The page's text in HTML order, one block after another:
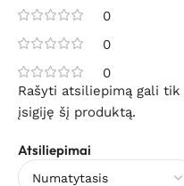
0
0
0
Atsiliepimai
Rašyti atsiliepimą gali
įsigiję šį produktą.